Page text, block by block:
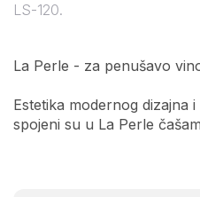
LS-120.
La Perle - za penušavo
Estetika modernog dizajna
spojeni su u La Perle